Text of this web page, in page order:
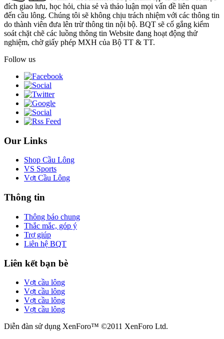
đích giao lưu, học hỏi, chia sẻ và thảo luận mọi vấn đề liên quan
đến cầu lông. Chúng tôi sẽ không chịu trách nhiệm với các thông tin
do thành viên đưa lên trừ thông tin nội bộ. BQT sẽ cố gắng kiểm
soát chặt chẽ các luồng thông tin Website đang hoạt động thử
nghiệm, chờ giấy phép MXH của Bộ TT & TT.
Follow us
Our Links
Shop Cầu Lông
VS Sports
Vợt Cầu Lông
Thông tin
Thông báo chung
Thắc mắc, góp ý
Trợ giúp
Liên hệ BQT
Liên kết bạn bè
Vợt cầu lông
Vợt cầu lông
Vợt cầu lông
Vợt cầu lông
Diễn đàn sử dụng XenForo™ ©2011 XenForo Ltd.